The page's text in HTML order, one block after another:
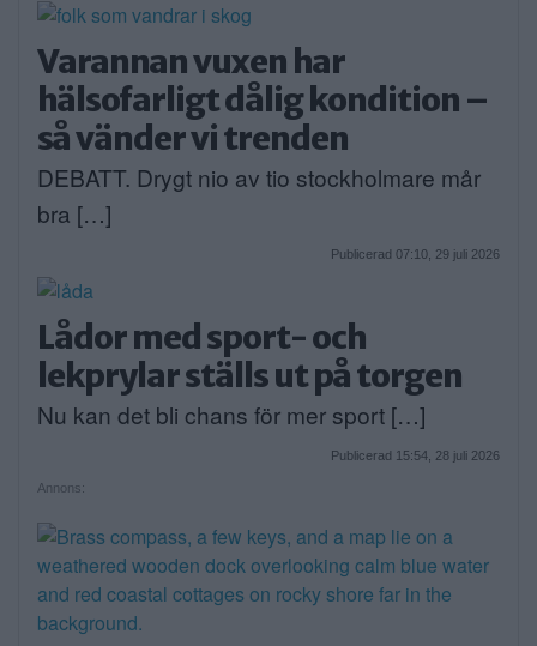
Varannan vuxen har
hälsofarligt dålig kondition –
så vänder vi trenden
DEBATT. Drygt nio av tio stockholmare mår
bra […]
Publicerad 07:10, 29 juli 2026
Lådor med sport- och
lekprylar ställs ut på torgen
Nu kan det bli chans för mer sport […]
Publicerad 15:54, 28 juli 2026
Annons: